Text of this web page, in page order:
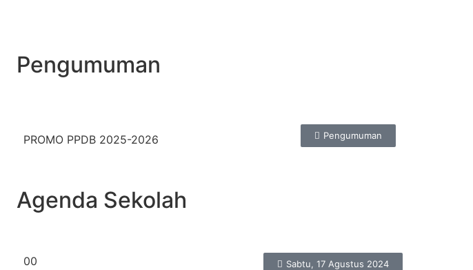
Pengumuman
Pengumuman
PROMO PPDB 2025-2026
Agenda Sekolah
Sabtu, 17 Agustus 2024
00